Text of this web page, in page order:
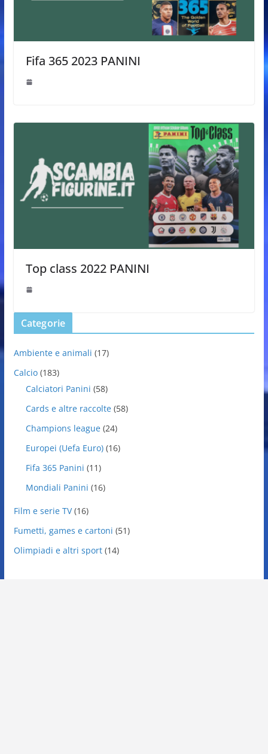
Fifa 365 2023 PANINI
Top class 2022 PANINI
Categorie
Ambiente e animali (17)
Calcio(183)
Calciatori Panini (58)
Cards e altre raccolte(58)
Champions league(24)
Europei (Uefa Euro)(16)
Fifa 365 Panini (11)
Mondiali Panini (16)
Film e serie TV(16)
Fumetti, games e cartoni (51)
Olimpiadi e altri sport(14)